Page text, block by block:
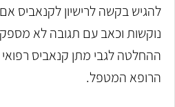
להגיש בקשה לרישיון לקנאביס
נוקשות וכאב עם תגובה לא
ההחלטה לגבי מתן קנאביס
הרופא המטפל.